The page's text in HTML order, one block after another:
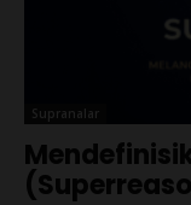
Supranalar